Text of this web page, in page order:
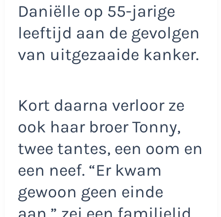
Daniëlle op 55-jarige
leeftijd aan de gevolgen
van uitgezaaide kanker.
Kort daarna verloor ze
ook haar broer Tonny,
twee tantes, een oom en
een neef. “Er kwam
gewoon geen einde